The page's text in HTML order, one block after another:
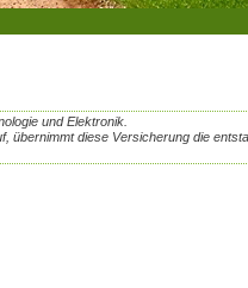
und Elektronik.
übernimmt diese Versicherung die